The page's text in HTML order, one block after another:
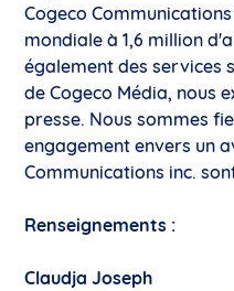
Cogeco
mondiale à 1,6 million
également des services
de Cogeco Média, nous
presse. Nous sommes
engagement envers un
Communications inc.
Renseignements :
Claudja Joseph